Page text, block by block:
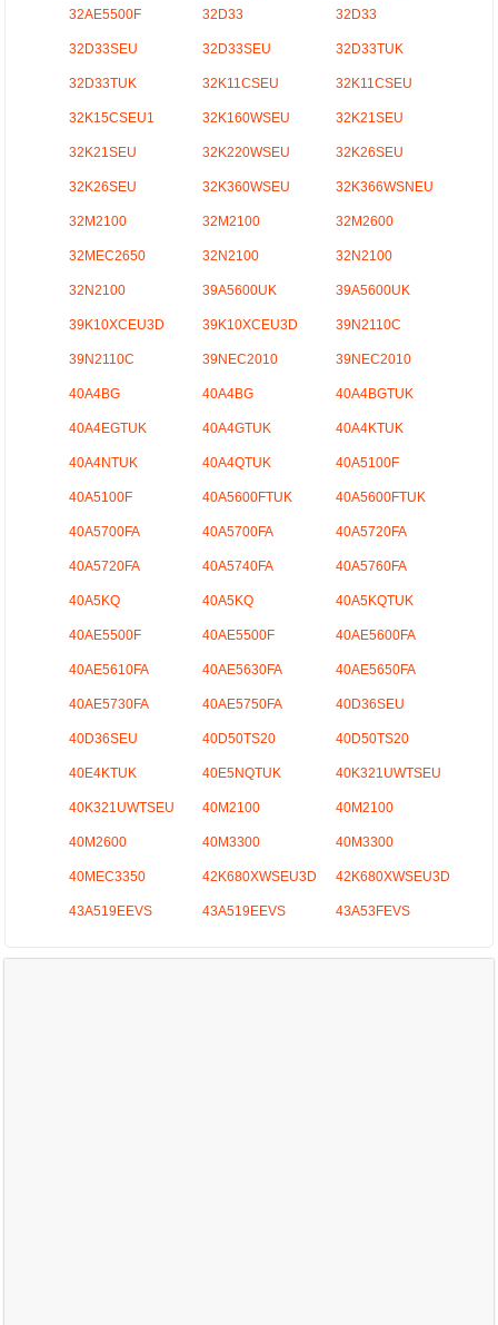
32AE5500F 32D33 32D33
32D33SEU 32D33SEU 32D33TUK
32D33TUK 32K11CSEU 32K11CSEU
32K15CSEU1 32K160WSEU 32K21SEU
32K21SEU 32K220WSEU 32K26SEU
32K26SEU 32K360WSEU 32K366WSNEU
32M2100 32M2100 32M2600
32MEC2650 32N2100 32N2100
32N2100 39A5600UK 39A5600UK
39K10XCEU3D 39K10XCEU3D 39N2110C
39N2110C 39NEC2010 39NEC2010
40A4BG 40A4BG 40A4BGTUK
40A4EGTUK 40A4GTUK 40A4KTUK
40A4NTUK 40A4QTUK 40A5100F
40A5100F 40A5600FTUK 40A5600FTUK
40A5700FA 40A5700FA 40A5720FA
40A5720FA 40A5740FA 40A5760FA
40A5KQ 40A5KQ 40A5KQTUK
40AE5500F 40AE5500F 40AE5600FA
40AE5610FA 40AE5630FA 40AE5650FA
40AE5730FA 40AE5750FA 40D36SEU
40D36SEU 40D50TS20 40D50TS20
40E4KTUK 40E5NQTUK 40K321UWTSEU
40K321UWTSEU 40M2100 40M2100
40M2600 40M3300 40M3300
40MEC3350 42K680XWSEU3D 42K680XWSEU3D
43A519EEVS 43A519EEVS 43A53FEVS